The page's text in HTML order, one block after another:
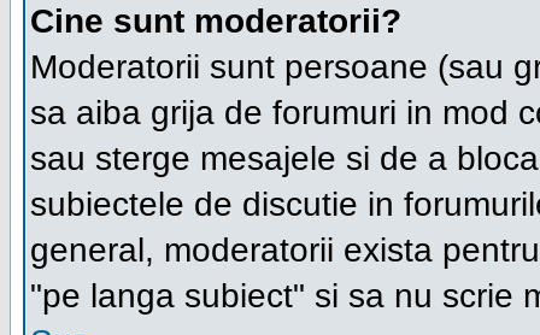
Cine sunt moderatorii?
Moderatorii sunt persoane (sau
sa aiba grija de forumuri in mod
sau sterge mesajele si de a
subiectele de discutie in
general, moderatorii exista
"pe langa subiect" si sa nu scrie